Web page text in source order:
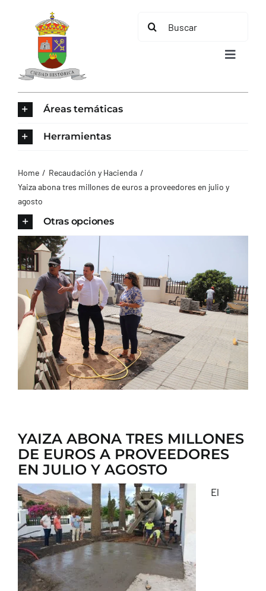
contenido
Buscar:
Toggle
AYUNTAMIENTO
TURISMO
CONTACTO
Áreas temáticas
Herramientas
Home
Recaudación y Hacienda
Yaiza abona tres millones de euros a proveedores en julio y
agosto
Otras opciones
YAIZA ABONA TRES MILLONES
DE EUROS A PROVEEDORES
EN JULIO Y AGOSTO
El